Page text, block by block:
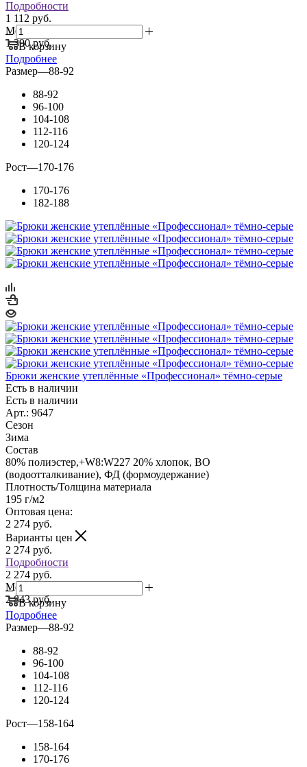
Подробности
1 112 руб.
Мелкий опт:
1 390 руб.
В корзину
Подробнее
Размер—88-92
88-92
96-100
104-108
112-116
120-124
Рост—170-176
170-176
182-188
Брюки женские утеплённые «Профессионал» тёмно-серые
Есть в наличии
Есть в наличии
Арт.: 9647
Сезон
Зима
Состав
80% полиэстер,+W8:W227 20% хлопок, ВО
(водоотталкивание), ФД (формоудержание)
Плотность/Толщина материала
195 г/м2
Оптовая цена:
2 274 руб.
Варианты цен
2 274 руб.
Подробности
2 274 руб.
Мелкий опт:
2 843 руб.
В корзину
Подробнее
Размер—88-92
88-92
96-100
104-108
112-116
120-124
Рост—158-164
158-164
170-176